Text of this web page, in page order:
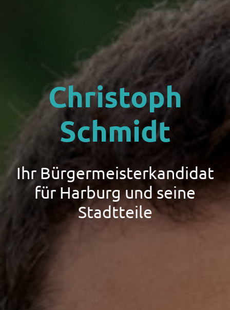
Christoph
Schmidt
Ihr Bürgermeisterkandidat
für Harburg und seine
Stadtteile